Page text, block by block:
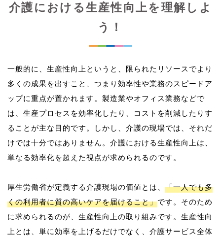
介護における生産性向上を理解しよ
う！
一般的に、生産性向上というと、限られたリソースでより
多くの成果を出すこと、つまり効率性や業務のスピードア
ップに重点が置かれます。製造業やオフィス業務などで
は、生産プロセスを効率化したり、コストを削減したりす
ることが主な目的です。しかし、介護の現場では、それだ
けでは十分ではありません。介護における生産性向上は、
単なる効率化を超えた視点が求められるのです。
厚生労働省が定義する介護現場の価値とは、 「一人でも多
くの利用者に質の高いケアを届けること」です。そのため
に求められるのが、生産性向上の取り組みです。生産性向
上とは、単に効率を上げるだけでなく、介護サービス全体